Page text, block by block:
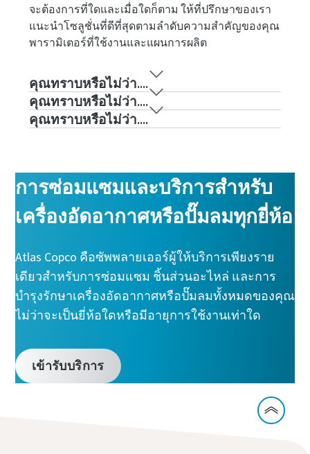
จะต้องการที่ใดและเมื่อใดก็ตาม ให้ที่ปรึกษาของเรา
แนะนำโซลูชั่นที่ดีที่สุดตามลำดับความสำคัญของคุณ
พารามิเตอร์ที่ใช้งานและแผนการผลิต
คุณทราบหรือไม่ว่า....
คุณทราบหรือไม่ว่า....
คุณทราบหรือไม่ว่า....
การซ่อมแซมและบริการสำหรับ
เครื่องอัดอากาศหรือปั๊มลมทุกยี่ห้อ
Atlas Copco คือซัพพลายเออร์ผู้ให้บริการเพียงราย
เดียวสำหรับการซ่อมแซม ชิ้นส่วนอะไหล่ และการ
บำรุงรักษาเครื่องอัดอากาศหรือปั๊มลมทั้งหมดของคุณ
ไม่ว่าจะเป็นยี่ห้อใดหรือมีอายุการใช้งานเท่าใด
เข้ารับบริการ